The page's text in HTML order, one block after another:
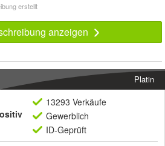
erstellt
anzeigen
Platin
13293 Verkäufe
Gewerblich
ID-Geprüft